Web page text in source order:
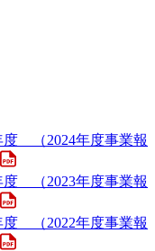
度 （2024年度事業報
度 （2023年度事業報
度 （2022年度事業報